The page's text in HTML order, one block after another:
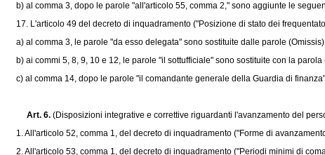
b) al comma 3, dopo le parole "all'articolo 55, comma 2," sono aggiunte le
17. L'articolo 49 del decreto di inquadramento ("Posizione di stato dei
a) al comma 3, le parole "da esso delegata" sono sostituite dalle parole
b) ai commi 5, 8, 9, 10 e 12, le parole "il sottufficiale" sono sostituite con la
c) al comma 14, dopo le parole "il comandante generale della Guardia di
Art. 6. (Disposizioni integrative e correttive riguardanti l'avanzamento del
1. All'articolo 52, comma 1, del decreto di inquadramento ("Forme di
2. All'articolo 53, comma 1, del decreto di inquadramento ("Periodi minimi di